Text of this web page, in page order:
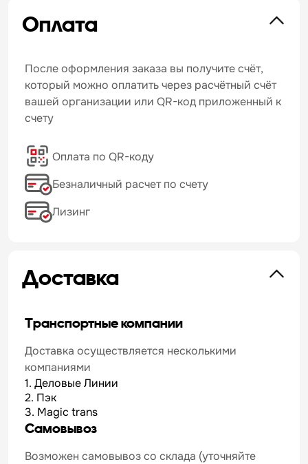
Оплата
После оформления заказа вы получите счёт,
который можно оплатить через расчётный счёт
вашей организации или QR-код приложенный к
счету
Оплата по QR-коду
Безналичный расчет по счету
Лизинг
Доставка
Транспортные компании
Доставка осуществляется несколькими
компаниями
1. Деловые Линии
2. Пэк
3. Magic trans
Самовывоз
Возможен самовывоз со склада (уточняйте